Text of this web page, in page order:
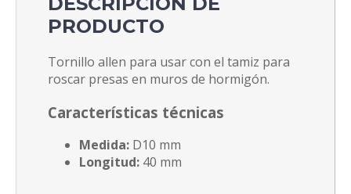
PRODUCTO
Tornillo allen para usar con el tamiz para
roscar presas en muros de hormigón.
Características técnicas
Medida: D10 mm
Longitud: 40 mm